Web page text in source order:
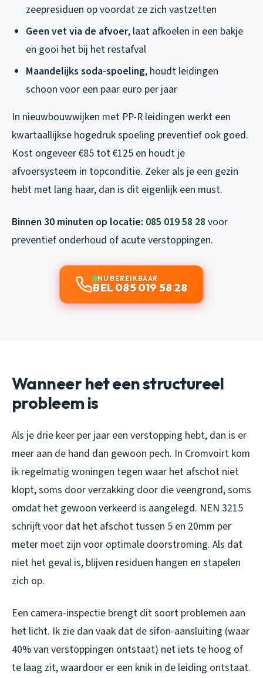
zeepresiduen op voordat ze zich vastzetten
Geen vet via de afvoer, laat afkoelen in een bakje
en gooi het bij het restafval
Maandelijks soda-spoeling, houdt leidingen
schoon voor een paar euro per jaar
In nieuwbouwwijken met PP-R leidingen werkt een
kwartaallijkse hogedruk spoeling preventief ook goed.
Kost ongeveer €85 tot €125 en houdt je
afvoersysteem in topconditie. Zeker als je een gezin
hebt met lang haar, dan is dit eigenlijk een must.
Binnen 30 minuten op locatie: 085 019 58 28 voor
preventief onderhoud of acute verstoppingen.
NU BEREIKBAAR
BEL 085 019 58 28
Wanneer het een structureel
probleem is
Als je drie keer per jaar een verstopping hebt, dan is er
meer aan de hand dan gewoon pech. In Cromvoirt kom
ik regelmatig woningen tegen waar het afschot niet
klopt, soms door verzakking door die veengrond, soms
omdat het gewoon verkeerd is aangelegd. NEN 3215
schrijft voor dat het afschot tussen 5 en 20mm per
meter moet zijn voor optimale doorstroming. Als dat
niet het geval is, blijven residuen hangen en stapelen
zich op.
Een camera-inspectie brengt dit soort problemen aan
het licht. Ik zie dan vaak dat de sifon-aansluiting (waar
40% van verstoppingen ontstaat) net iets te hoog of
te laag zit, waardoor er een knik in de leiding ontstaat.